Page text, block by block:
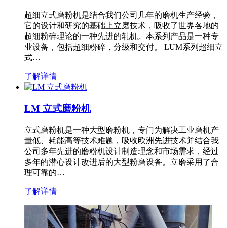
超细立式磨粉机是结合我们公司几年的磨机生产经验，
它的设计和研究的基础上立磨技术，吸收了世界各地的
超细粉碎理论的一种先进的轧机。本系列产品是一种专
业设备，包括超细粉碎，分级和交付。 LUM系列超细立
式…
了解详情
LM 立式磨粉机
立式磨粉机是一种大型磨粉机，专门为解决工业磨机产
量低、耗能高等技术难题，吸收欧洲先进技术并结合我
公司多年先进的磨粉机设计制造理念和市场需求，经过
多年的潜心设计改进后的大型粉磨设备。立磨采用了合
理可靠的…
了解详情